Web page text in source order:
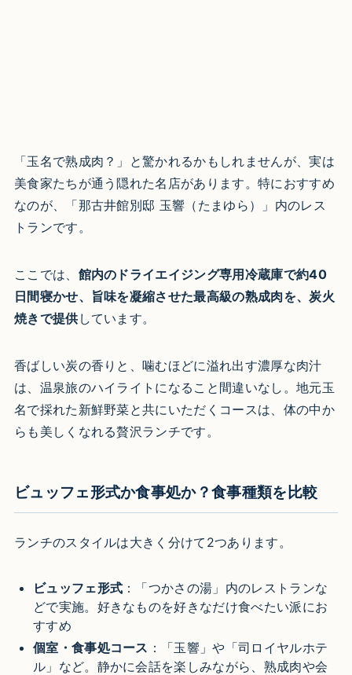
「玉名で熟成肉？」と驚かれるかもしれませんが、実は
美食家たちが通う隠れた名店があります。特におすすめ
なのが、「那古井館別邸 玉響（たまゆら）」内のレス
トランです。
ここでは、 館内のドライエイジング専用冷蔵庫で約40
日間寝かせ、旨味を凝縮させた最高級の熟成肉を、炭火
焼きで提供しています。
香ばしい炭の香りと、噛むほどに溢れ出す濃厚な肉汁
は、温泉旅のハイライトになること間違いなし。地元玉
名で採れた新鮮野菜と共にいただくコースは、体の中か
らも美しくなれる贅沢ランチです。
ビュッフェ形式か食事処か？食事種類を比較
ランチのスタイルは大きく分けて2つあります。
ビュッフェ形式 ：「つかさの湯」内のレストランな
どで実施。好きなものを好きなだけ食べたい派にお
すすめ
個室・食事処コース ：「玉響」や「司ロイヤルホテ
ル」など。静かに会話を楽しみながら、熟成肉や会